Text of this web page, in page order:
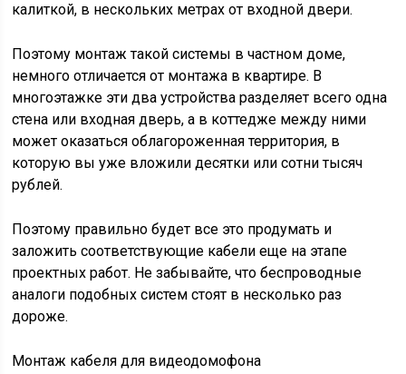
калиткой, в нескольких метрах от входной двери.
Поэтому монтаж такой системы в частном доме,
немного отличается от монтажа в квартире. В
многоэтажке эти два устройства разделяет всего одна
стена или входная дверь, а в коттедже между ними
может оказаться облагороженная территория, в
которую вы уже вложили десятки или сотни тысяч
рублей.
Поэтому правильно будет все это продумать и
заложить соответствующие кабели еще на этапе
проектных работ. Не забывайте, что беспроводные
аналоги подобных систем стоят в несколько раз
дороже.
Монтаж кабеля для видеодомофона